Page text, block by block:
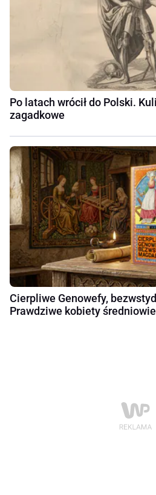
Po latach wrócił do Polski.
zagadkowe
Cierpliwe Genowefy,
Prawdziwe kobiety